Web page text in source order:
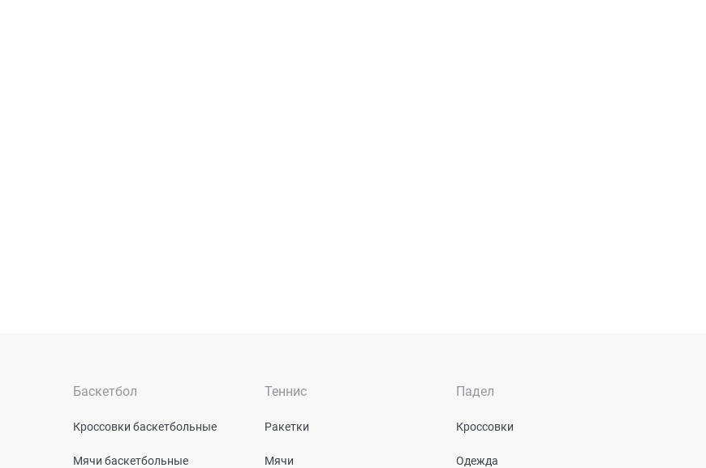
Баскетбол
Кроссовки баскетбольные
Мячи баскетбольные
Теннис
Ракетки
Мячи
Падел
Кроссовки
Одежда